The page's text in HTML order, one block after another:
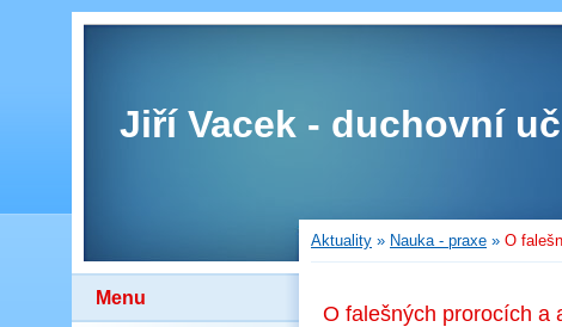
Jiří Vacek - duchovní
Menu
Aktuality » Nauka - praxe » O
O falešných prorocích a